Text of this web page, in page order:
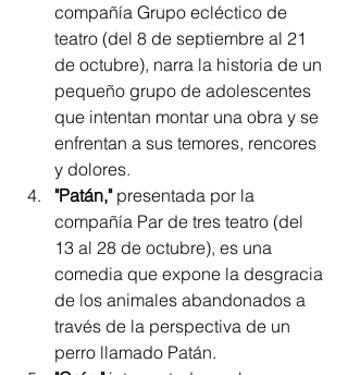
compañía Grupo ecléctico de
teatro (del 8 de septiembre al 21
de octubre), narra la historia de un
pequeño grupo de adolescentes
que intentan montar una obra y se
enfrentan a sus temores, rencores
y dolores.
"Patán," presentada por la
compañía Par de tres teatro (del
13 al 28 de octubre), es una
comedia que expone la desgracia
de los animales abandonados a
través de la perspectiva de un
perro llamado Patán.